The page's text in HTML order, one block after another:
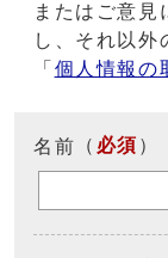
またはご意見
し、それ以外
「 個人情報の
名前 （ 必須 ）